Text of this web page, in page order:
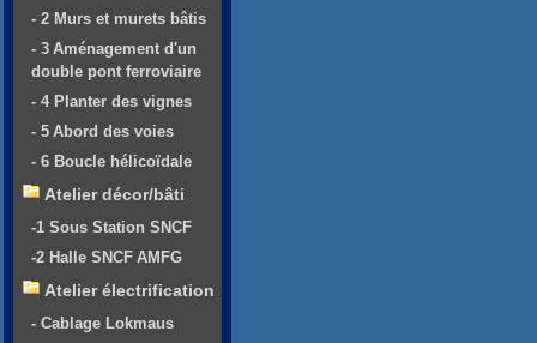
- 2 Murs et murets bâtis
- 3 Aménagement d'un
double pont ferroviaire
- 4 Planter des vignes
- 5 Abord des voies
- 6 Boucle hélicoïdale
Atelier décor/bâti
-1 Sous Station SNCF
-2 Halle SNCF AMFG
Atelier électrification
- Cablage Lokmaus